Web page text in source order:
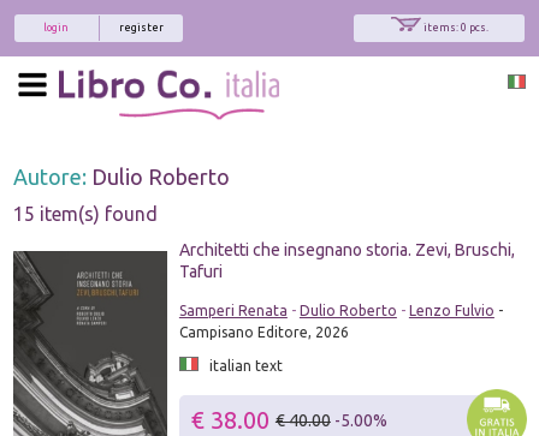
items: 0 pcs.
register
login
Autore: Dulio Roberto
15 item(s) found
Architetti che insegnano storia. Zevi, Bruschi,
Tafuri
Samperi Renata - Dulio Roberto - Lenzo Fulvio -
Campisano Editore, 2026
italian text
€ 38.00 € 40.00 -5.00%